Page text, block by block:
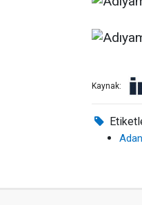
Kaynak: